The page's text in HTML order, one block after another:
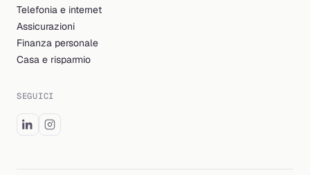
Telefonia e internet
Assicurazioni
Finanza personale
Casa e risparmio
SEGUICI